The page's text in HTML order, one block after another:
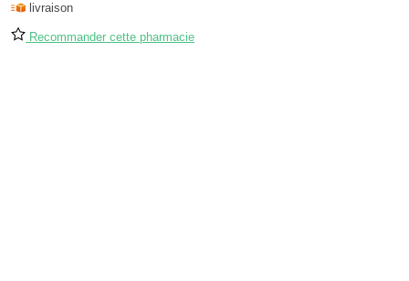
livraison
Recommander cette pharmacie